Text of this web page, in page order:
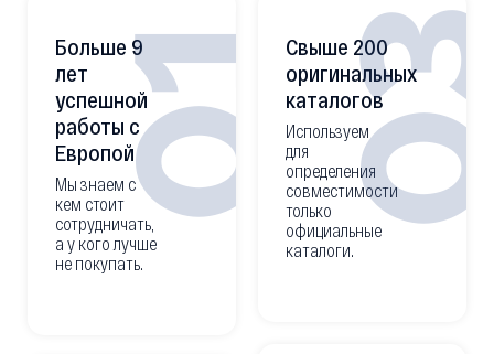
01
Больше 9
лет
успешной
работы с
Европой
Мы знаем с
кем стоит
сотрудничать,
а у кого лучше
не покупать.
Свыше 200
оригинальных
каталогов
Используем
для
определения
совместимости
только
официальные
каталоги.